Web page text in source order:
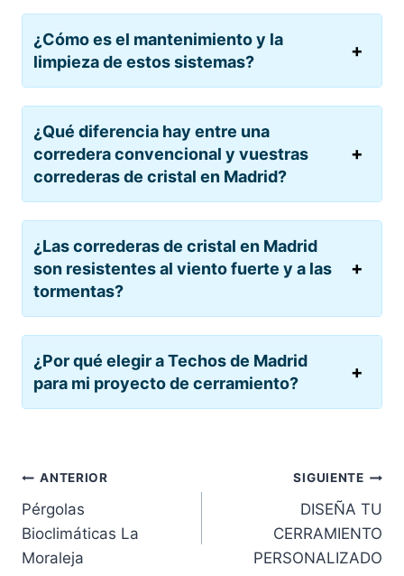
¿Cómo es el mantenimiento y la
limpieza de estos sistemas?
¿Qué diferencia hay entre una
corredera convencional y vuestras
correderas de cristal en Madrid?
¿Las correderas de cristal en Madrid
son resistentes al viento fuerte y a las
tormentas?
¿Por qué elegir a Techos de Madrid
para mi proyecto de cerramiento?
Navegación
de
entradas
ANTERIOR
Pérgolas
Bioclimáticas La
Moraleja
SIGUIENTE
DISEÑA TU
CERRAMIENTO
PERSONALIZADO